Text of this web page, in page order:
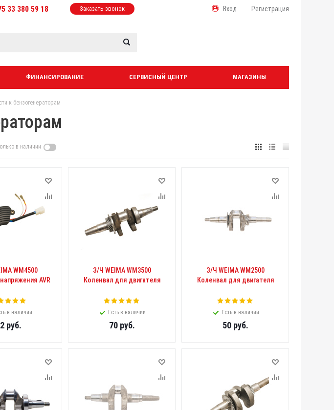
33 380 59 18 Заказать звонок Вход Регистрация
ФИНАНСИРОВАНИЕ СЕРВИСНЫЙ ЦЕНТР МАГАЗИНЫ
к бензогенераторам
в наличии
WM4500
AVR
в наличии
руб.
З/Ч WEIMA WM3500
Коленвал для двигателя
Есть в наличии
70 руб.
З/Ч WEIMA WM2500
Коленвал для двигателя
Есть в наличии
50 руб.